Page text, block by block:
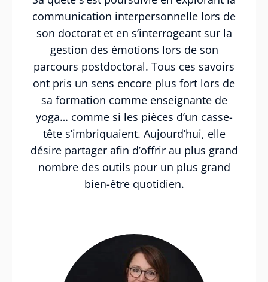
communication interpersonnelle lors de
son doctorat et en s’interrogeant sur la
gestion des émotions lors de son
parcours postdoctoral. Tous ces savoirs
ont pris un sens encore plus fort lors de
sa formation comme enseignante de
yoga… comme si les pièces d’un casse-
tête s’imbriquaient. Aujourd’hui, elle
désire partager afin d’offrir au plus grand
nombre des outils pour un plus grand
bien-être quotidien.